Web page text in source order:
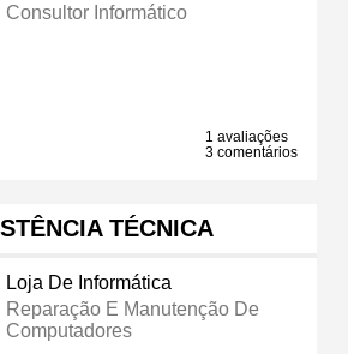
Consultor Informático
1 avaliações
3 comentários
TÉCNICA
Loja De Informática
Reparação E Manutenção De
Computadores